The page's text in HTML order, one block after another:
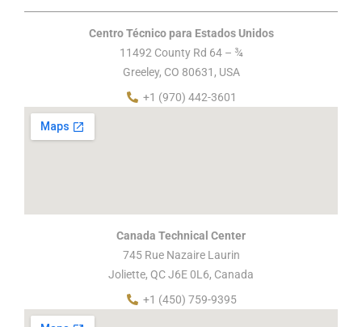
Centro Técnico para Estados Unidos
11492 County Rd 64 – ¾
Greeley, CO 80631, USA
+1 (970) 442-3601
Canada Technical Center
745 Rue Nazaire Laurin
Joliette, QC J6E 0L6, Canada
+1 (450) 759-9395